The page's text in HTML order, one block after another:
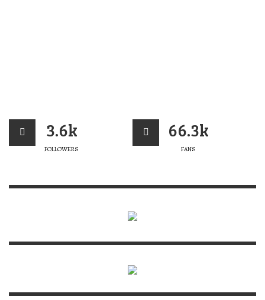
3.6k
FOLLOWERS
66.3k
FANS